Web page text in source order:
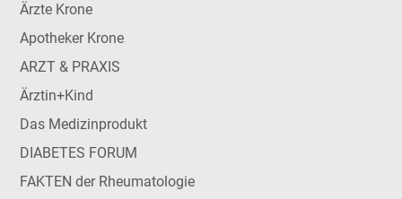
Ärzte Krone
Apotheker Krone
ARZT & PRAXIS
Ärztin+Kind
Das Medizinprodukt
DIABETES FORUM
FAKTEN der Rheumatologie